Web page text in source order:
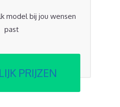
model bij jou wensen
past
PRIJZEN